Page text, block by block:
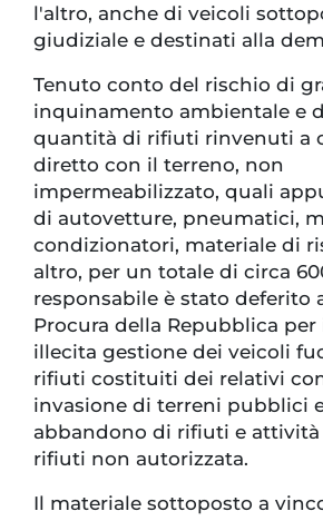
l'altro, anche di veicoli
giudiziale e destinati alla
Tenuto conto del rischio di
inquinamento ambientale e
quantità di rifiuti rinvenuti a
diretto con il terreno, non
impermeabilizzato, quali
di autovetture, pneumatici,
condizionatori, materiale di
altro, per un totale di circa
responsabile è stato deferito
Procura della Repubblica per
illecita gestione dei veicoli
rifiuti costituiti dei relativi
invasione di terreni pubblici
abbandono di rifiuti e
rifiuti non autorizzata.
Il materiale sottoposto a